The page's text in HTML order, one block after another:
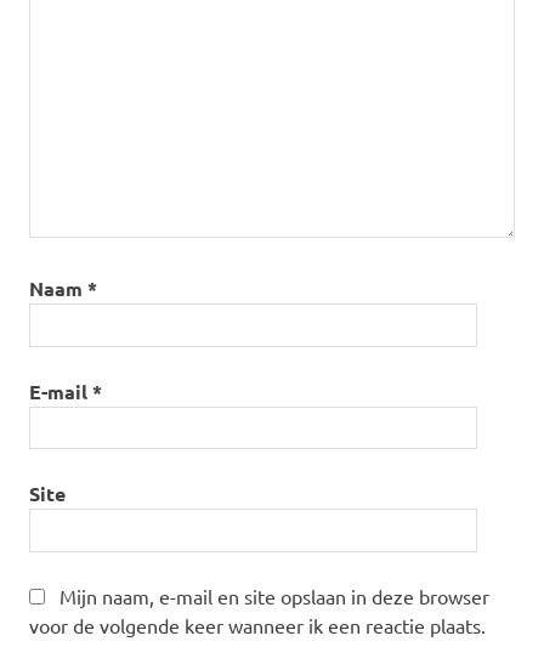
Naam *
E-mail*
Site
Mijn naam, e-mail en site opslaan in deze browser
voor de volgende keer wanneer ik een reactie plaats.